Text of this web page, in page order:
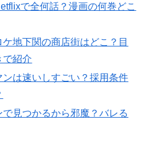
で全何話？漫画の何巻どこ
地下関の商店街はどこ？目
で紹介
は速いしすごい？採用条件
見つかるから邪魔？バレる